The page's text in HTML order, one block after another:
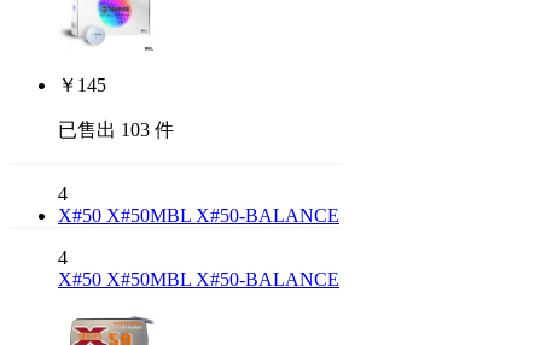
￥ 145
已售出 103 件
4
X#50 X#50MBL X#50-BALANCE
4
X#50 X#50MBL X#50-BALANCE